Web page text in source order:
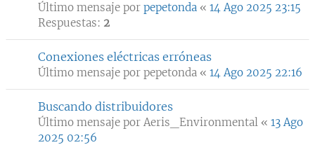
Último mensaje por pepetonda « 14 Ago 2025 23:15
Respuestas: 2
Conexiones eléctricas erróneas
Último mensaje por pepetonda « 14 Ago 2025 22:16
Buscando distribuidores
Último mensaje por Aeris_Environmental « 13 Ago
2025 02:56